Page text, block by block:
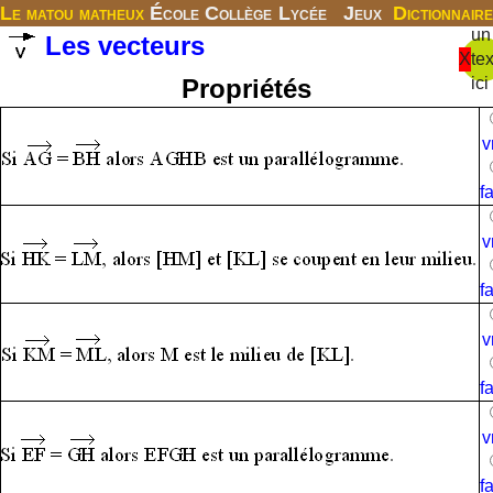
Le matou matheux École Collège Lycée Jeux Dictionnaire
X
un
ici
Les vecteurs
Propriétés